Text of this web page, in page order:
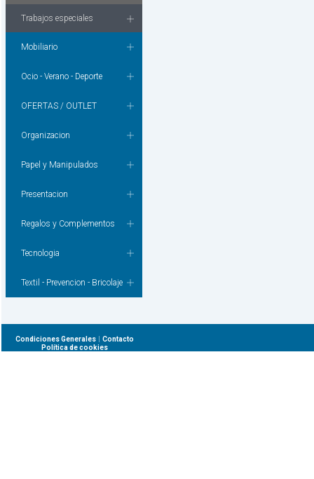
Trabajos especiales
Mobiliario
Ocio - Verano - Deporte
OFERTAS / OUTLET
Organizacion
Papel y Manipulados
Presentacion
Regalos y Complementos
Tecnologia
Textil - Prevencion - Bricolaje
Condiciones Generales| Contacto
Política de cookies